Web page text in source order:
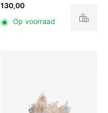
130,00
Op voorraad